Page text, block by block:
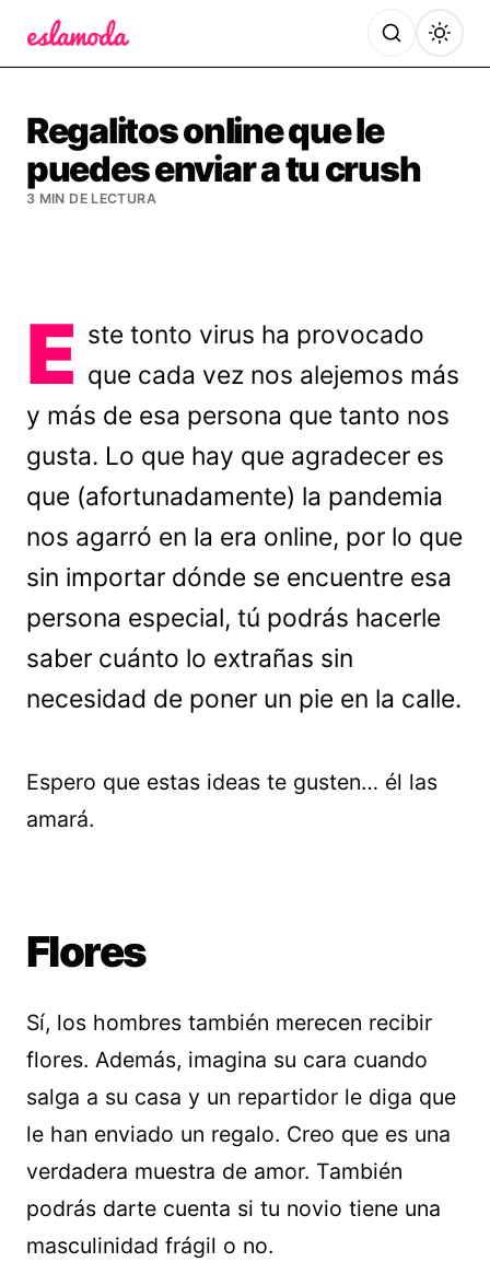
Regalitos online que le
puedes enviar a tu crush
3 MIN DE LECTURA
E ste tonto virus ha provocado
que cada vez nos alejemos más
y más de esa persona que tanto nos
gusta. Lo que hay que agradecer es
que (afortunadamente) la pandemia
nos agarró en la era online, por lo que
sin importar dónde se encuentre esa
persona especial, tú podrás hacerle
saber cuánto lo extrañas sin
necesidad de poner un pie en la calle.
Espero que estas ideas te gusten… él las
amará.
Flores
Sí, los hombres también merecen recibir
flores. Además, imagina su cara cuando
salga a su casa y un repartidor le diga que
le han enviado un regalo. Creo que es una
verdadera muestra de amor. También
podrás darte cuenta si tu novio tiene una
masculinidad frágil o no.